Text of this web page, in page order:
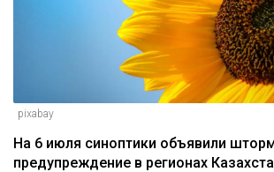
pixabay
На 6 июля синоптики объявили
предупреждение в регионах